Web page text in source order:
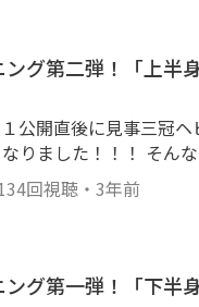
ング第二弾！「上半
そんな宮健が本気で届け
！ また真剣にやり過
回視聴 ・ 3年前
ング第一弾！「下半